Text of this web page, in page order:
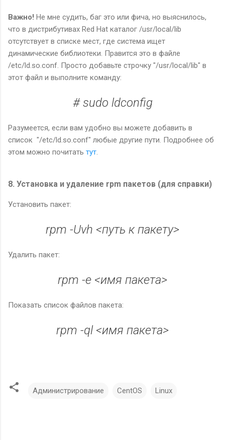
Важно! Не мне судить, баг это или фича, но выяснилось,
что в дистрибутивах Red Hat каталог /usr/local/lib
отсутствует в списке мест, где система ищет
динамические библиотеки. Правится это в файле
/etc/ld.so.conf. Просто добавьте строчку "/usr/local/lib" в
этот файл и выполните команду:
# sudo ldconfig
Разумеется, если вам удобно вы можете добавить в
список "/etc/ld.so.conf" любые другие пути. Подробнее об
этом можно почитать тут.
8. Установка и удаление rpm пакетов (для справки)
Установить пакет:
rpm -Uvh <путь к пакету>
Удалить пакет:
rpm -e <имя пакета>
Показать список файлов пакета:
rpm -ql <имя пакета>
Администрирование CentOS Linux